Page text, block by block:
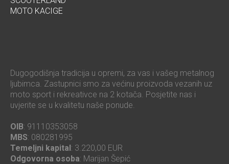
MOTO KACIGE
Dugogodišnja tradicija u opremi, za vas i vašeg metalnog
ljubimca. Zastupnici smo za većinu proizvoda vezanih uz
moto sport i rekreativce na 2 kotača. Posjetite nas i
uvjerite se u kvalitetu naše ponude.
OIB: 91110353058
MBS: 080281995
Temeljni kapital: 3.220,00 EUR
Odgovorna osoba: Marijan Šepić